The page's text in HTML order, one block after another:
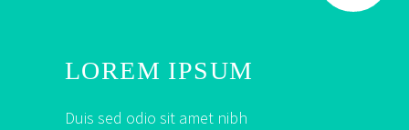
LOREM IPSUM
Duis sed odio sit amet nibh